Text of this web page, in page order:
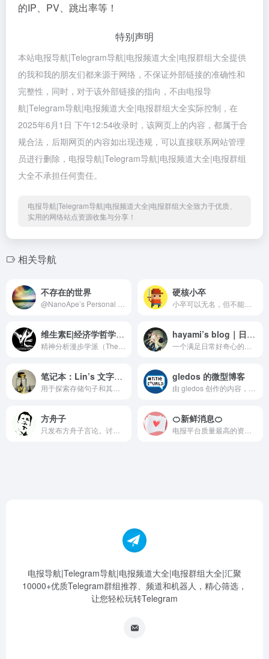
的IP、PV、跳出率等！
特别声明
本站电报导航|Telegram导航|电报频道大全|电报群组大全提供
的我和我的朋友们都来源于网络，不保证外部链接的准确性和
完整性，同时，对于该外部链接的指向，不由电报导
航|Telegram导航|电报频道大全|电报群组大全实际控制，在
2025年6月1日 下午12:54收录时，该网页上的内容，都属于合
规合法，后期网页的内容如出现违规，可以直接联系网站管理
员进行删除，电报导航|Telegram导航|电报频道大全|电报群组
大全不承担任何责任。
电报导航|Telegram导航|电报频道大全|电报群组大全致力于优质、
实用的网络站点资源收集与分享！
相关导航
不存在的世界 硬核小卒
维生素E|经济学哲学知识分享播客 hayami’s blog｜日常人间观察
笔记本：Lin’s 文字世界 : 个人见闻/B站视频/网络见闻 gledos 的微型博客
方舟子 🍊新鲜消息🍊
电报导航|Telegram导航|电报频道大全|电报群组大全|汇聚
10000+优质Telegram群组推荐、频道和机器人，精心筛选，
让您轻松玩转Telegram